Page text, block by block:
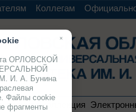
Коллегам
коллекция
×
ОРЛОВСКОЙ
И. А. Бунина
Файлы cookie
фрагменты